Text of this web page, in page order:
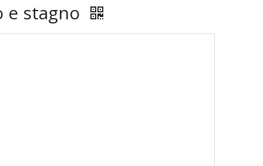
e stagno